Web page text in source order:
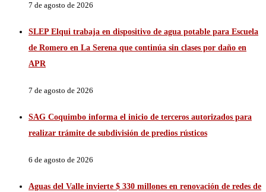
7 de agosto de 2026
SLEP Elqui trabaja en dispositivo de agua potable para Escuela
de Romero en La Serena que continúa sin clases por daño en
APR
7 de agosto de 2026
SAG Coquimbo informa el inicio de terceros autorizados para
realizar trámite de subdivisión de predios rústicos
6 de agosto de 2026
Aguas del Valle invierte $ 330 millones en renovación de redes de